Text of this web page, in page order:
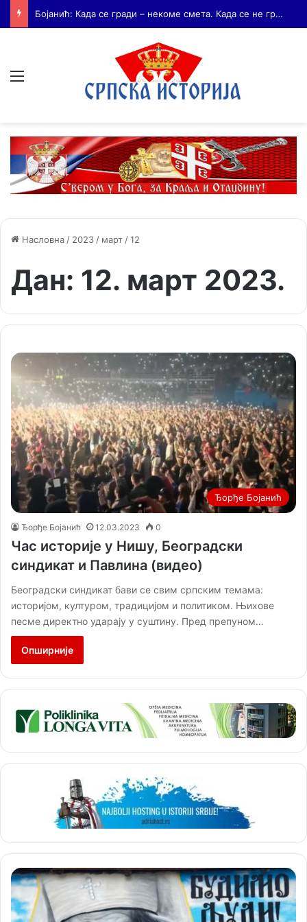
Бојанић: Андријаш Мрњавчевић – заборављени брат Краљевића Марка
Насловна / 2023 / март /12
Дан: 12. март 2023.
Ђорђе Бојанић
Ђорђе Бојанић 12.03.2023 0
Час историје у Нишу, Београдски
синдикат и Павлина (видео)
Београдски синдикат бави се свим српским темама:
историјом, културом, традицијом и политиком. Њихове
песме директно ударају у суштину. Пред препуном…
Опширније